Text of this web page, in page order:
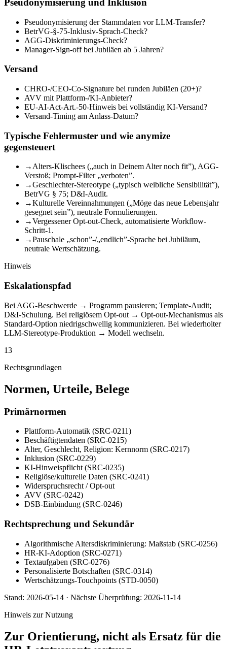
Pseudonymisierung und Inklusion
Pseudonymisierung der Stammdaten vor LLM-Transfer?
BetrVG-§-75-Inklusiv-Sprach-Check?
AGG-Diskriminierungs-Check?
Manager-Sign-off bei Jubiläen ab 5 Jahren?
Versand
CHRO-/CEO-Co-Signature bei runden Jubiläen (20+)?
AVV mit Plattform-/KI-Anbieter?
EU-AI-Act-Art.-50-Hinweis bei vollständig KI-Versand?
Versand-Timing am Anlass-Datum?
Typische Fehlermuster und wie anymize
gegensteuert
→Alters-Klischees („auch in Deinem Alter noch fit”), AGG-
Verstoß; Prompt-Filter „verboten”.
→Geschlechter-Stereotype („typisch weibliche Sensibilität”),
BetrVG § 75; D&I-Audit.
→Kulturelle Vereinnahmungen („Möge das neue Lebensjahr
gesegnet sein”), neutrale Formulierungen.
→Vergessener Opt-out-Check, automatisierte Workflow-
Schritt-1.
→Pauschale „schon”-/„endlich”-Sprache bei Jubiläum,
neutrale Wertschätzung.
Hinweis
Eskalationspfad
Bei AGG-Beschwerde → Programm pausieren; Template-Audit;
D&I-Schulung. Bei religiösem Opt-out → Opt-out-Mechanismus als
Standard-Option niedrigschwellig kommunizieren. Bei wiederholter
LLM-Stereotype-Produktion → Modell wechseln.
13
Rechtsgrundlagen
Normen, Urteile, Belege
Primärnormen
Plattform-Automatik (SRC-0211)
Beschäftigtendaten (SRC-0215)
Alter, Geschlecht, Religion: Kernnorm (SRC-0217)
Inklusion (SRC-0229)
KI-Hinweispflicht (SRC-0235)
Religiöse/kulturelle Daten (SRC-0241)
Widerspruchsrecht / Opt-out
AVV (SRC-0242)
DSB-Einbindung (SRC-0246)
Rechtsprechung und Sekundär
Algorithmische Altersdiskriminierung: Maßstab (SRC-0256)
HR-KI-Adoption (SRC-0271)
Textaufgaben (SRC-0276)
Personalisierte Botschaften (SRC-0314)
Wertschätzungs-Touchpoints (STD-0050)
Stand: 2026-05-14 · Nächste Überprüfung: 2026-11-14
Hinweis zur Nutzung
Zur Orientierung, nicht als Ersatz für die